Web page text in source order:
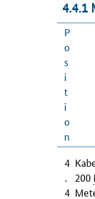
4.4.1
P
o
s
i
t
i
o
n
4
.
4
200